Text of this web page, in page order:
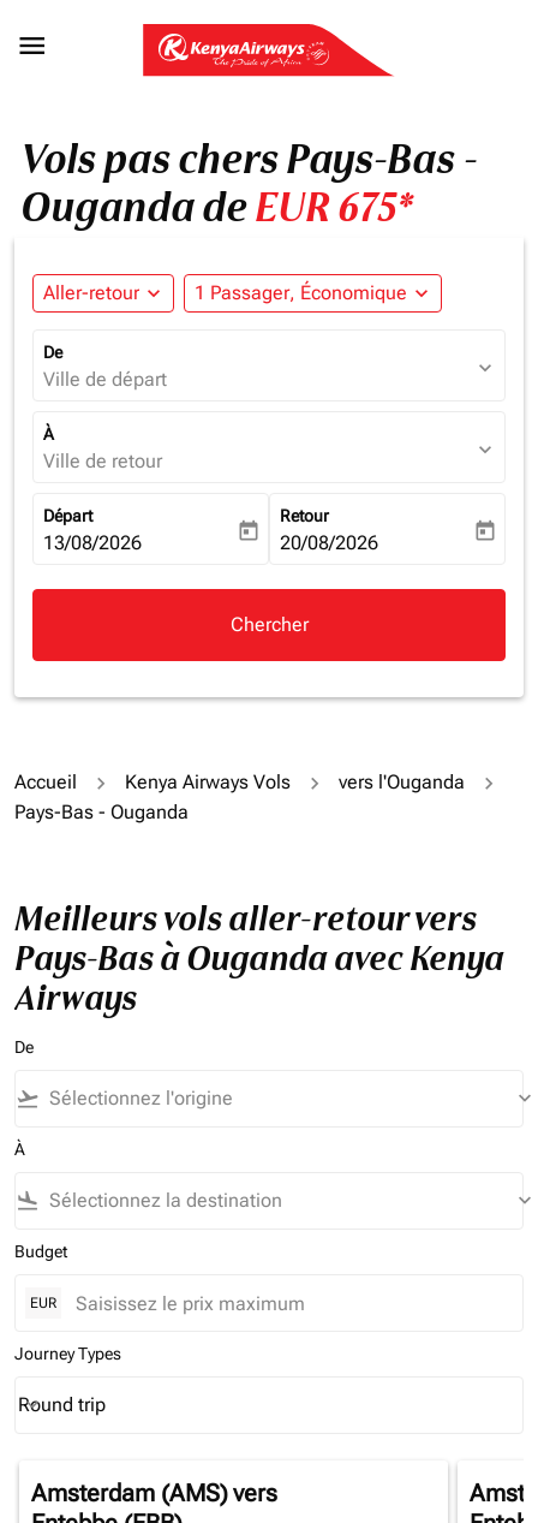

Vols pas chers Pays-Bas -
Ouganda deEUR 675*
Aller-retour expand_more 1 Passager, Économique expand_more
De
Ville de départ expand_more
À
Ville de retour expand_more
Départ
fc-booking-departure-date-aria-label
13/08/2026 today
Retour
fc-booking-return-date-aria-
20/08/2026 today
Chercher
Accueil Kenya Airways Vols
vers l'Ouganda
Pays-Bas - Ouganda
Meilleurs vols aller-retour vers
Pays-Bas à Ouganda avec Kenya
Airways
De
flight_takeoff keyboard_arrow_down
À
flight_land keyboard_arrow_down
Budget
EUR
Journey Types
Journey Types option Round trip Selected
Round trip
keyboard_arrow_down
Amsterdam (AMS)vers